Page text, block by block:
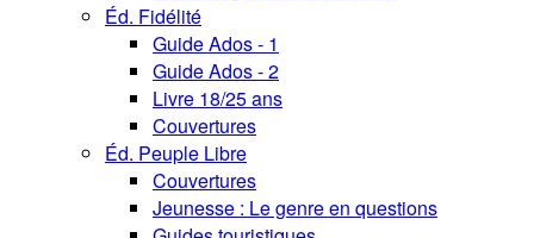
Éd. Fidélité
Guide Ados - 1
Guide Ados - 2
Livre 18/25 ans
Couvertures
Éd. Peuple Libre
Couvertures
Jeunesse : Le genre en questions